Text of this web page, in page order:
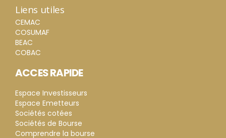
Liens utiles
CEMAC
COSUMAF
BEAC
COBAC
ACCES RAPIDE
Espace Investisseurs
Espace Emetteurs
Sociétés cotées
Sociétés de Bourse
Comprendre la bourse